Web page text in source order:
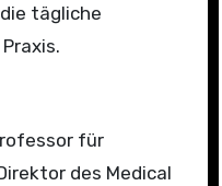
tägliche
für
des Medical